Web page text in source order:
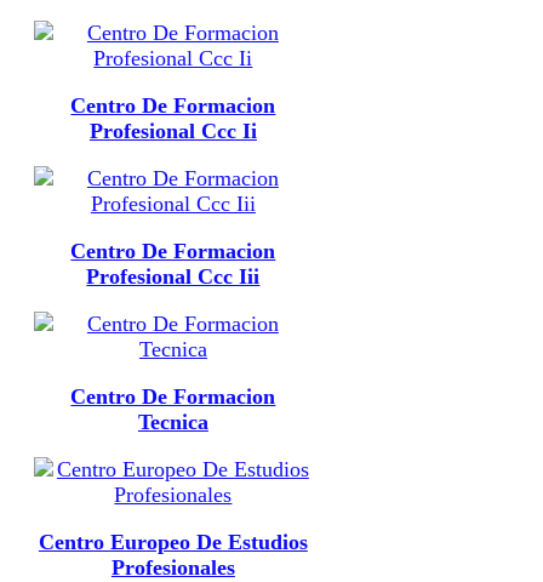
Centro De Formacion
Profesional Ccc Ii
Centro De Formacion
Profesional Ccc Iii
Centro De Formacion
Tecnica
Centro Europeo De Estudios
Profesionales